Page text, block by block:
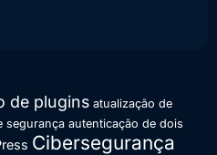
de plugins atualização de
segurança autenticação de dois
Cibersegurança